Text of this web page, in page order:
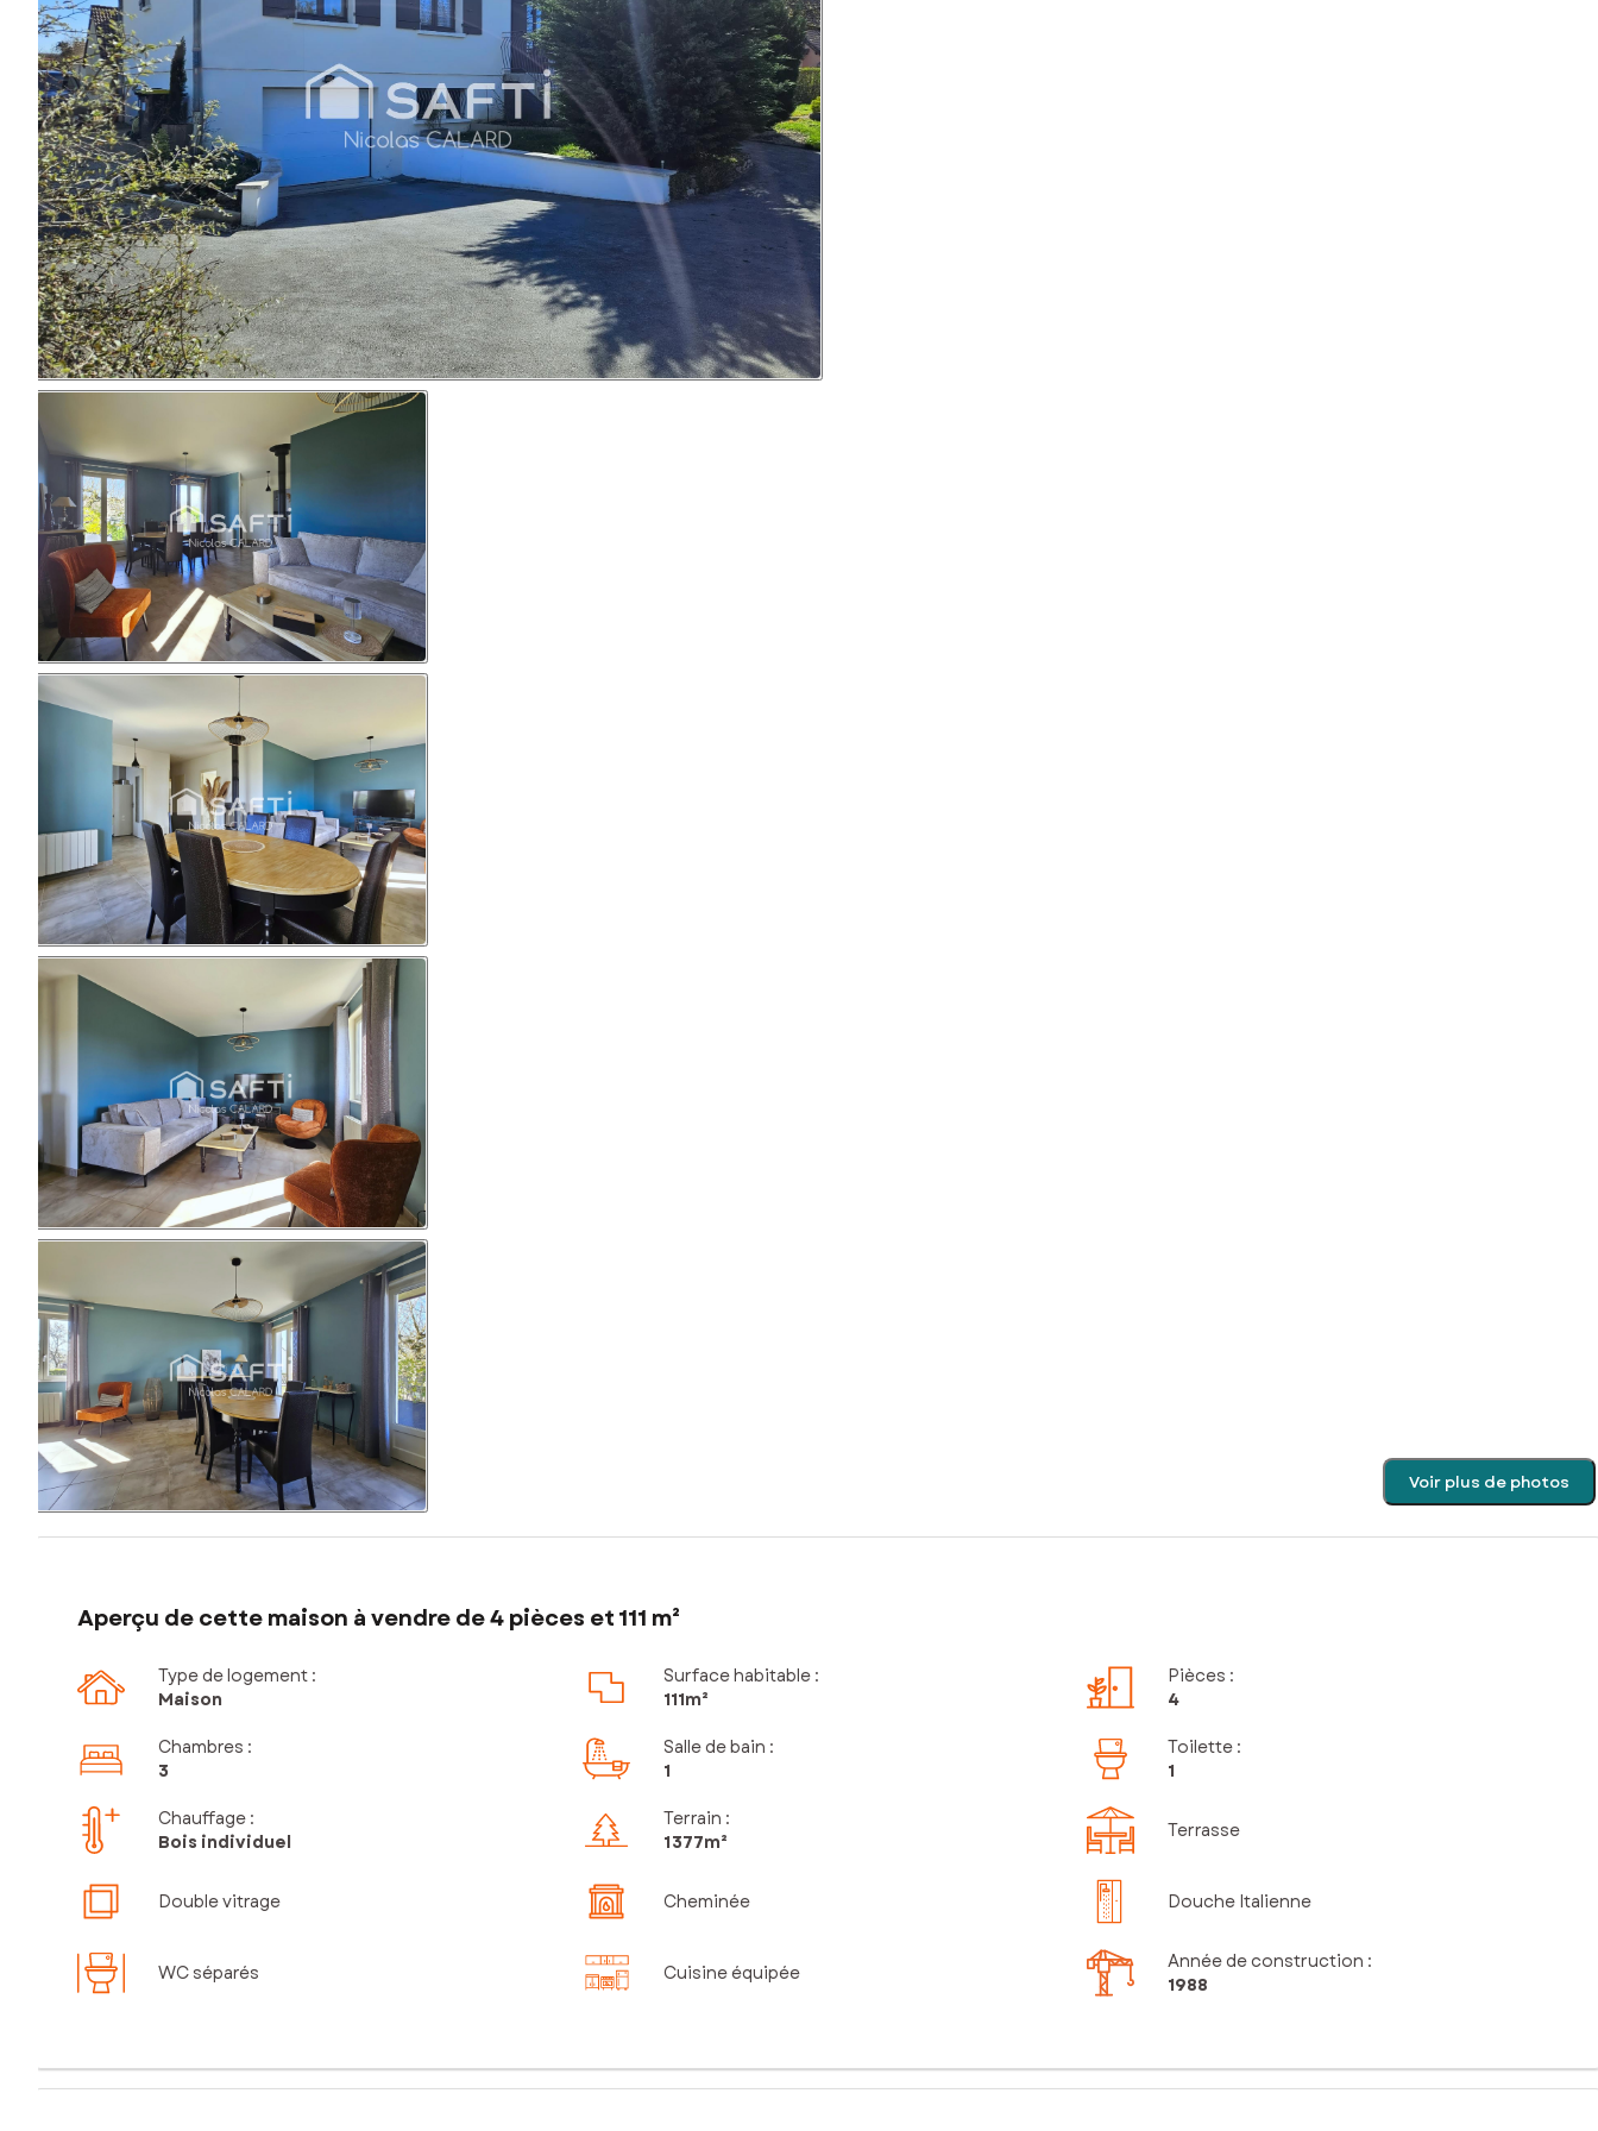
Voir plus de photos
Aperçu de cette maison à vendre de 4 pièces et 111 m²
Type de logement :
Maison
Surface habitable :
111m²
Pièces :
4
Chambres :
3
Salle de bain :
1
Toilette :
1
Chauffage :
Bois individuel
Terrain :
1 377m²
Terrasse
Double vitrage Cheminée Douche Italienne
WC séparés Cuisine équipée
Année de construction :
1988